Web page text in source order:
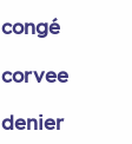
congé
corvee
denier